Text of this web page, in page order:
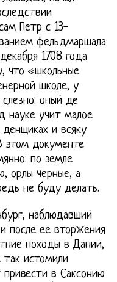
Петр с 13-
фельдмаршала
1708 года
что «школьные
школе, у
оный де
науке учит малое
и всяку
этом документе
по земле
орлы черные, а
не буду делать.
наблюдавший
после ее вторжения
походы в Дании,
истомили
в Саксонию